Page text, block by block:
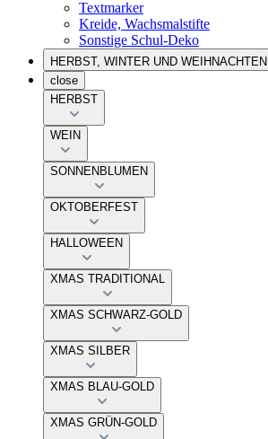
Textmarker
Kreide, Wachsmalstifte
Sonstige Schul-Deko
HERBST, WINTER UND WEIHNACHTEN
close
HERBST
WEIN
SONNENBLUMEN
OKTOBERFEST
HALLOWEEN
XMAS TRADITIONAL
XMAS SCHWARZ-GOLD
XMAS SILBER
XMAS BLAU-GOLD
XMAS GRÜN-GOLD